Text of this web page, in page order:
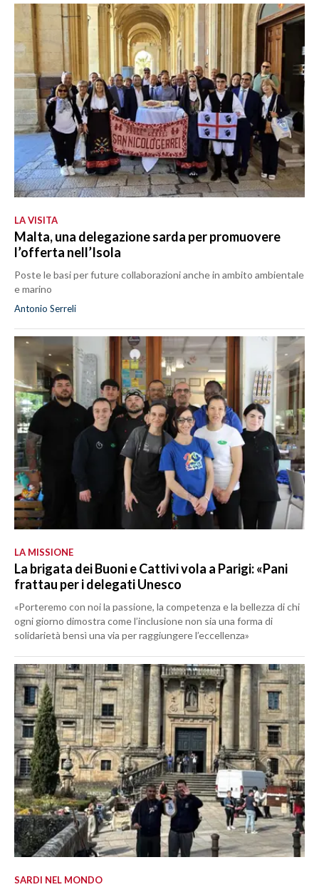
LA VISITA
Malta, una delegazione sarda per promuovere
l’offerta nell’Isola
Poste le basi per future collaborazioni anche in ambito ambientale
e marino
Antonio Serreli
LA MISSIONE
La brigata dei Buoni e Cattivi vola a Parigi: «Pani
frattau per i delegati Unesco
«Porteremo con noi la passione, la competenza e la bellezza di chi
ogni giorno dimostra come l’inclusione non sia una forma di
solidarietà bensì una via per raggiungere l’eccellenza»
SARDI NEL MONDO